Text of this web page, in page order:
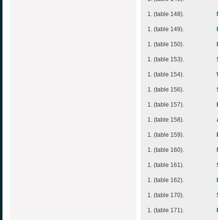
1. (table 148).
1. (table 149).
1. (table 150).
1. (table 153).
1. (table 154).
1. (table 156).
1. (table 157).
1. (table 158).
1. (table 159).
1. (table 160).
1. (table 161).
1. (table 162).
1. (table 170).
1. (table 171).